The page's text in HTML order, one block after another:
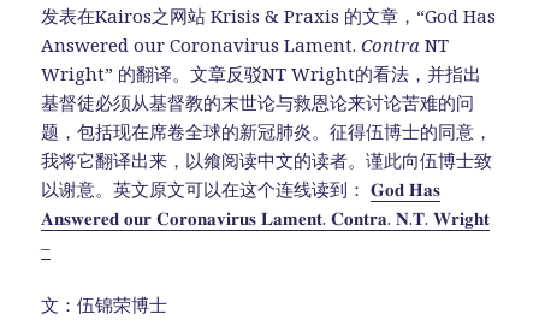
发表在Kairos之网站 Krisis & Praxis 的文章，“God Has
Answered our Coronavirus Lament.Contra NT
Wright” 的翻译。文章反驳NT Wright的看法，并指出
基督徒必须从基督教的末世论与救恩论来讨论苦难的问
题，包括现在席卷全球的新冠肺炎。征得伍博士的同意，
我将它翻译出来，以飨阅读中文的读者。谨此向伍博士致
以谢意。英文原文可以在这个连线读到：𝐆𝐨𝐝 𝐇𝐚𝐬
𝐀𝐧𝐬𝐰𝐞𝐫𝐞𝐝 𝐨𝐮𝐫 𝐂𝐨𝐫𝐨𝐧𝐚𝐯𝐢𝐫𝐮𝐬 𝐋𝐚𝐦𝐞𝐧𝐭. 𝐂𝐨𝐧𝐭𝐫𝐚. 𝐍.𝐓. 𝐖𝐫𝐢𝐠𝐡𝐭
–
文：伍锦荣博士